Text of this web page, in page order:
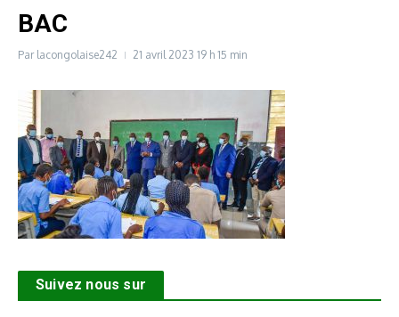
BAC
Par lacongolaise242 21 avril 2023 19 h 15 min
Suivez nous sur